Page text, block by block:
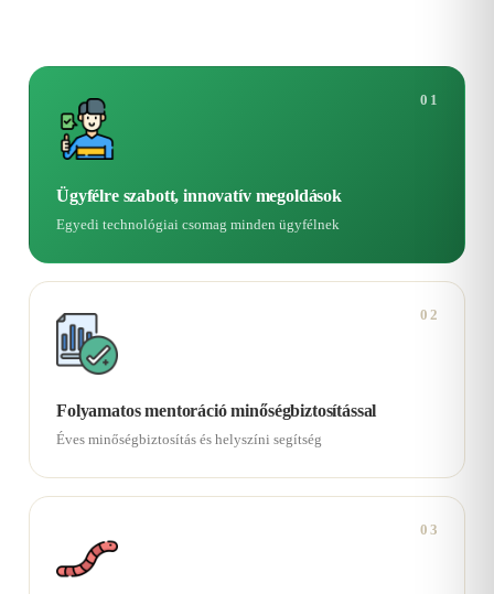
01
Ügyfélre szabott, innovatív megoldások
Egyedi technológiai csomag minden ügyfélnek
02
Folyamatos mentoráció minőségbiztosítással
Éves minőségbiztosítás és helyszíni segítség
03